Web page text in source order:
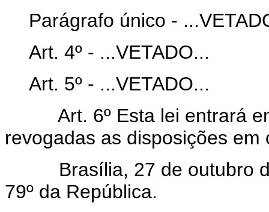
Parágrafo único -
Art. 4º - ...VETADO...
Art. 5º - ...VETADO...
Art. 6º Esta lei entrará
revogadas as disposições em
Brasília, 27 de outubro de
79º da República.